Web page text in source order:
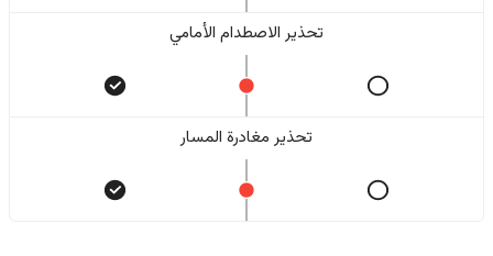
تحذير الاصطدام الأمامي
تحذير مغادرة المسار